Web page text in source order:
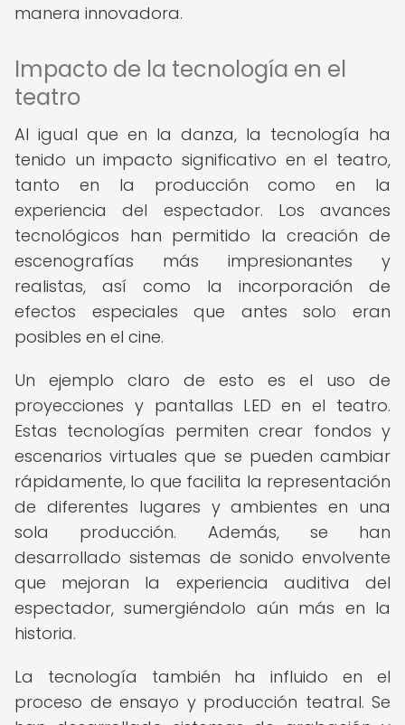
manera innovadora.
Impacto de la tecnología en el
teatro
Al igual que en la danza, la tecnología ha
tenido un impacto significativo en el teatro,
tanto en la producción como en la
experiencia del espectador. Los avances
tecnológicos han permitido la creación de
escenografías más impresionantes y
realistas, así como la incorporación de
efectos especiales que antes solo eran
posibles en el cine.
Un ejemplo claro de esto es el uso de
proyecciones y pantallas LED en el teatro.
Estas tecnologías permiten crear fondos y
escenarios virtuales que se pueden cambiar
rápidamente, lo que facilita la representación
de diferentes lugares y ambientes en una
sola producción. Además, se han
desarrollado sistemas de sonido envolvente
que mejoran la experiencia auditiva del
espectador, sumergiéndolo aún más en la
historia.
La tecnología también ha influido en el
proceso de ensayo y producción teatral. Se